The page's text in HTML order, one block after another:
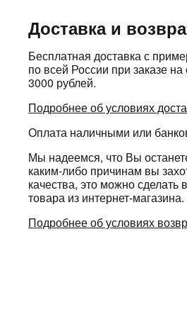
Доставка и
Бесплатная доставка с
по всей России при заказе
3000 рублей.
Подробнее об условиях
Оплата наличными или
Мы надеемся, что Вы
каким-либо причинам вы
качества, это можно
товара из интернет-магазина.
Подробнее об условиях